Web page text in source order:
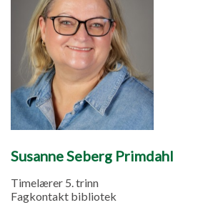
Susanne Seberg Primdahl
Timelærer 5. trinn
Fagkontakt bibliotek